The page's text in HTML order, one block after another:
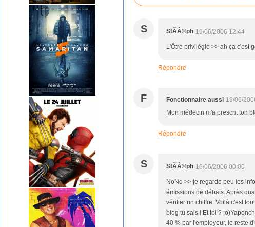
S StÃÂ©ph 19/06/2006 12:44
L'Ôtre privilégié >> ah ça c'est
Répondre
F Fonctionnaire aussi 19/06/
Mon médecin m'a prescrit ton
Répondre
S StÃÂ©ph 16/06/2006 00:00
NoNo >> je regarde peu les
émissions de débats. Après
vérifier un chiffre. Voilà c'est
blog tu sais ! Et toi ?
40 % par l'employeur, le reste